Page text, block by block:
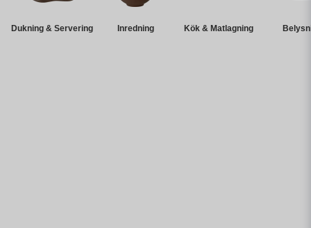
Dukning & Servering Inredning Kök & Matlagning